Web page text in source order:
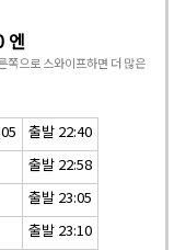
엔
쪽으로 스와이프하면 더 많은
출발 22:40
출발 22:58
출발 23:05
출발 23:10